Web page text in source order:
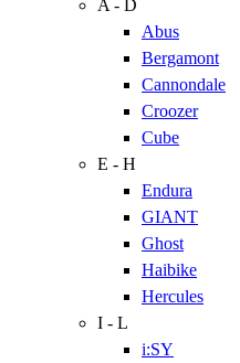
A - D
Abus
Bergamont
Cannondale
Croozer
Cube
E - H
Endura
GIANT
Ghost
Haibike
Hercules
I - L
i:SY